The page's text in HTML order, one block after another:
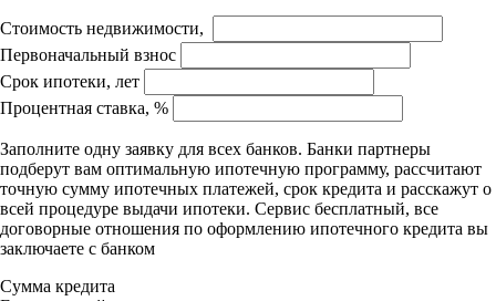
Стоимость недвижимости,
Первоначальный взнос
Срок ипотеки, лет
Процентная ставка, %
Заполните одну заявку для всех банков. Банки партнеры
подберут вам оптимальную ипотечную программу, рассчитают
точную сумму ипотечных платежей, срок кредита и расскажут о
всей процедуре выдачи ипотеки. Сервис бесплатный, все
договорные отношения по оформлению ипотечного кредита вы
заключаете с банком
Сумма кредита